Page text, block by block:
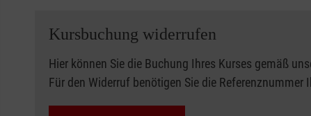
Kursbuchung widerrufen
Hier können Sie die Buchung Ihres Kurses gemäß
Für den Widerruf benötigen Sie die Referenznummer